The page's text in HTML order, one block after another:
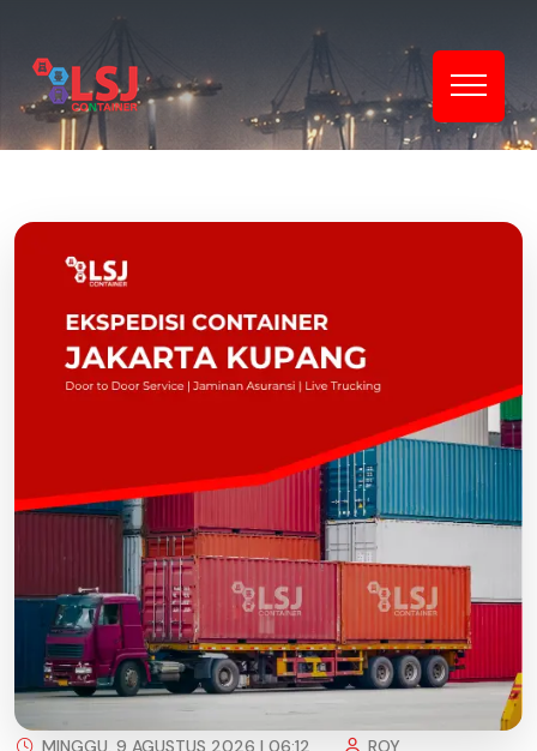
MINGGU, 9 AGUSTUS 2026 | 06:12
ROY